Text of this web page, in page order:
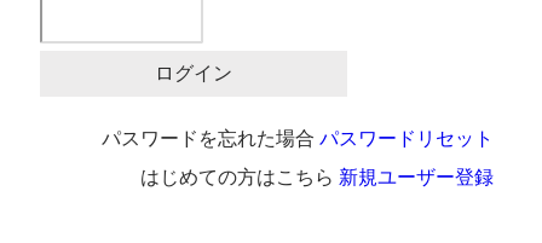
パスワードを忘れた場合 パスワードリセット
はじめての方はこちら 新規ユーザー登録